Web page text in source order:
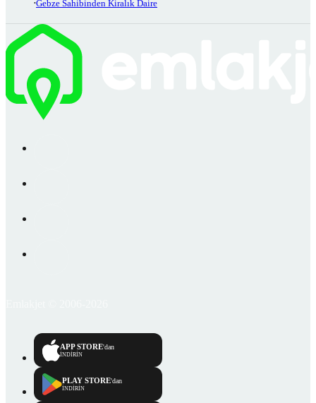
Gebze Sahibinden Kiralık Daire
APP STORE'dan
İNDİRİN
PLAY STORE'dan
İNDİRİN